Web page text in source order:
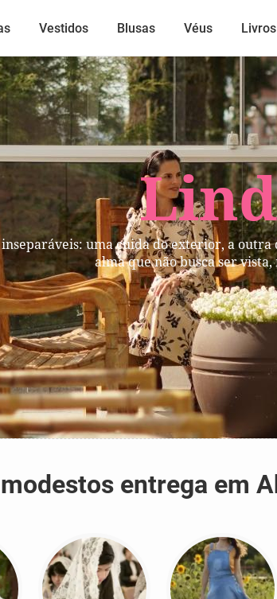
uma cuida do exterior, a
alma que não busca ser
Vestidos Blusas Véus Livros
entrega em